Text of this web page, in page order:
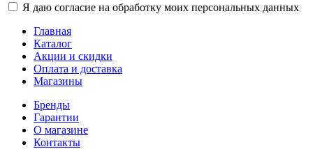
Я даю согласие на обработку моих персональных данных
Главная
Каталог
Акции и скидки
Оплата и доставка
Магазины
Бренды
Гарантии
О магазине
Контакты